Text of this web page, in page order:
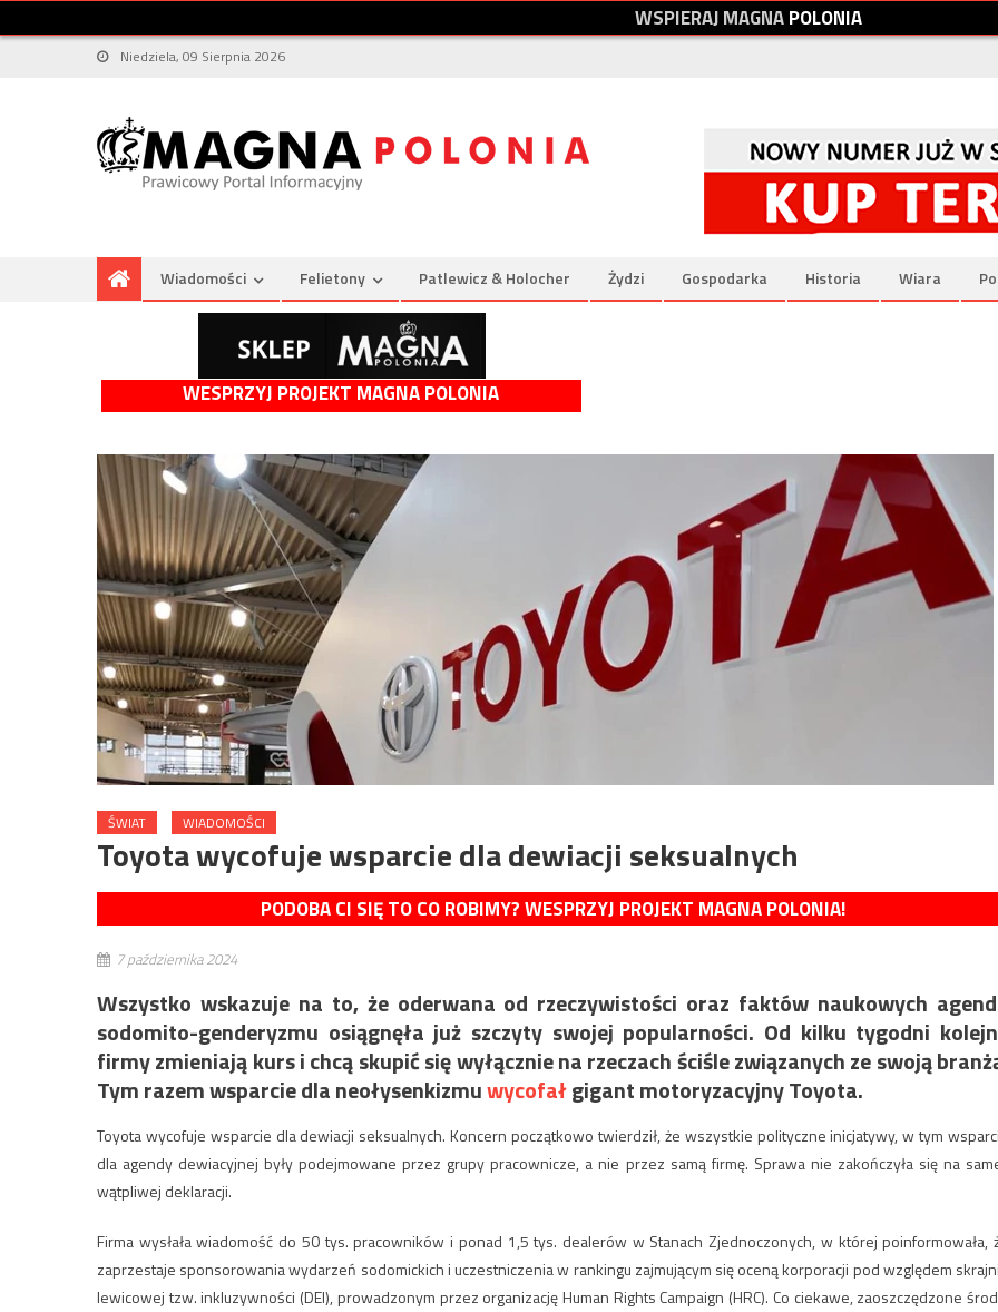
WSPIERAJMAGNAPOLONIA
Niedziela, 09 Sierpnia 2026
Wiadomości Felietony Patlewicz & Holocher Żydzi Gospodarka Historia Wiara
WESPRZYJ PROJEKT MAGNA POLONIA
ŚWIAT WIADOMOŚCI
Toyota wycofuje wsparcie dla dewiacji seksualnych
PODOBA CI SIĘ TO CO ROBIMY? WESPRZYJ PROJEKT MAGNA POLONIA!
7 października 2024
Wszystko wskazuje na to, że oderwana od rzeczywistości oraz faktów naukowych
sodomito-genderyzmu osiągnęła już szczyty swojej popularności. Od kilku tygodni
firmy zmieniają kurs i chcą skupić się wyłącznie na rzeczach ściśle związanych ze swoją
Tym razem wsparcie dla neołysenkizmuwycofałgigant motoryzacyjny Toyota.
Toyota wycofuje wsparcie dla dewiacji seksualnych. Koncern początkowo twierdził, że wszystkie polityczne inicjatywy, w tym
dla agendy dewiacyjnej były podejmowane przez grupy pracownicze, a nie przez samą firmę. Sprawa nie zakończyła się na
wątpliwej deklaracji.
Firma wysłała wiadomość do 50 tys. pracowników i ponad 1,5 tys. dealerów w Stanach Zjednoczonych, w której poinformowała,
zaprzestaje sponsorowania wydarzeń sodomickich i uczestniczenia w rankingu zajmującym się oceną korporacji pod względem
lewicowej tzw. inkluzywności (DEI), prowadzonym przez organizację Human Rights Campaign (HRC). Co ciekawe, zaoszczędzone